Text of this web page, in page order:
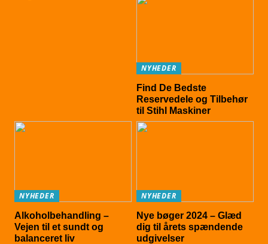
NYHEDER
Find De Bedste
Reservedele og Tilbehør
til Stihl Maskiner
NYHEDER
Alkoholbehandling –
Vejen til et sundt og
balanceret liv
NYHEDER
Nye bøger 2024 – Glæd
dig til årets spændende
udgivelser